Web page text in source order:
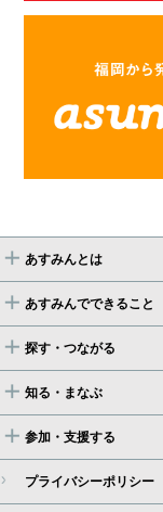
あすみんとは
あすみんでできること
探す・つながる
知る・まなぶ
参加・支援する
プライバシーポリシー